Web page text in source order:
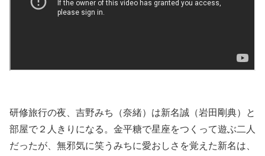
研修旅行の夜、吉野みち（奈緒）は新名誠（岩田剛典）と
部屋で２人きりになる。金平糖で星座をつくって遊ぶ二人
だったが、無邪気に笑うみちに愛おしさを覚えた新名は、